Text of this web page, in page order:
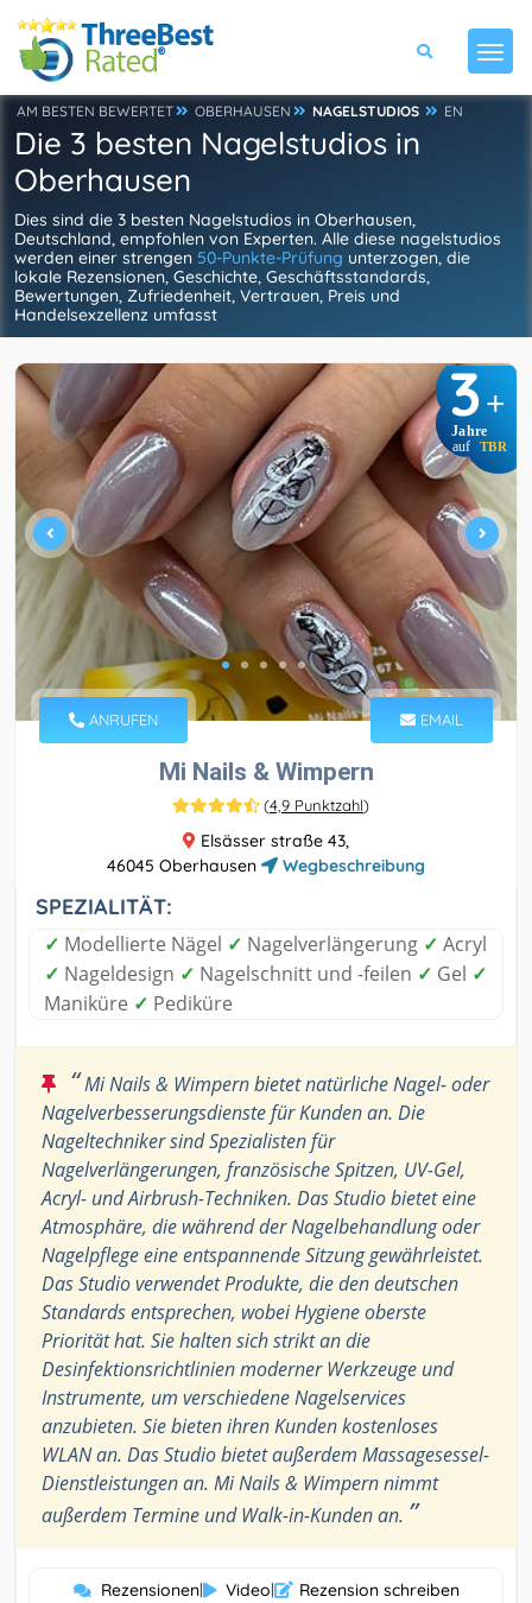
AM BESTEN BEWERTET OBERHAUSEN NAGELSTUDIOS EN
Die 3 besten Nagelstudios in
Oberhausen
Dies sind die 3 besten Nagelstudios in Oberhausen,
Deutschland, empfohlen von Experten. Alle diese nagelstudios
werden einer strengen 50-Punkte-Prüfung unterzogen, die
lokale Rezensionen, Geschichte, Geschäftsstandards,
Bewertungen, Zufriedenheit, Vertrauen, Preis und
Handelsexzellenz umfasst
3+
Jahre
auf TBR
ANRUFEN EMAIL
Mi Nails & Wimpern
(4,9 Punktzahl)
Elsässer straße 43,
46045 Oberhausen
Wegbeschreibung
SPEZIALITÄT:
✓ Modellierte Nägel ✓ Nagelverlängerung ✓ Acryl
✓ Nageldesign ✓ Nagelschnitt und -feilen ✓ Gel ✓
Maniküre ✓ Pediküre
“Mi Nails & Wimpern bietet natürliche Nagel- oder
Nagelverbesserungsdienste für Kunden an. Die
Nageltechniker sind Spezialisten für
Nagelverlängerungen, französische Spitzen, UV-Gel,
Acryl- und Airbrush-Techniken. Das Studio bietet eine
Atmosphäre, die während der Nagelbehandlung oder
Nagelpflege eine entspannende Sitzung gewährleistet.
Das Studio verwendet Produkte, die den deutschen
Standards entsprechen, wobei Hygiene oberste
Priorität hat. Sie halten sich strikt an die
Desinfektionsrichtlinien moderner Werkzeuge und
Instrumente, um verschiedene Nagelservices
anzubieten. Sie bieten ihren Kunden kostenloses
WLAN an. Das Studio bietet außerdem Massagesessel-
Dienstleistungen an. Mi Nails & Wimpern nimmt
außerdem Termine und Walk-in-Kunden an. ”
Rezensionen| Video| Rezension schreiben